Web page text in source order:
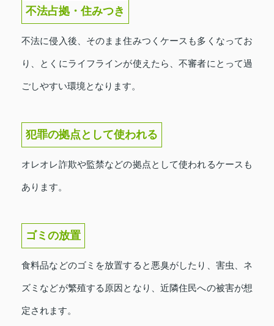
不法占拠・住みつき
不法に侵入後、そのまま住みつくケースも多くなってお
り、とくにライフラインが使えたら、不審者にとって過
ごしやすい環境となります。
犯罪の拠点として使われる
オレオレ詐欺や監禁などの拠点として使われるケースも
あります。
ゴミの放置
食料品などのゴミを放置すると悪臭がしたり、害虫、ネ
ズミなどが繁殖する原因となり、近隣住民への被害が想
定されます。